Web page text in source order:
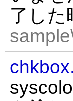
了した